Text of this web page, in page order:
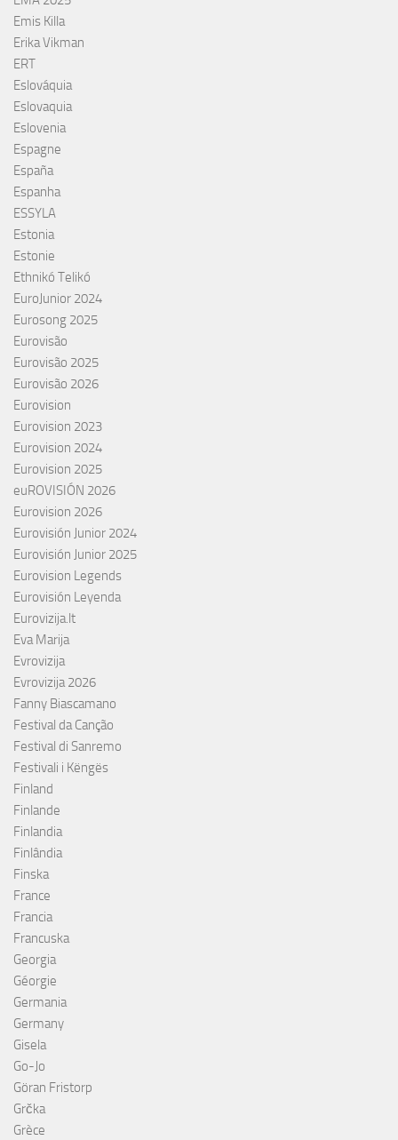
Emis Killa
Erika Vikman
ERT
Eslováquia
Eslovaquia
Eslovenia
Espagne
España
Espanha
ESSYLA
Estonia
Estonie
Ethnikó Telikó
EuroJunior 2024
Eurosong 2025
Eurovisão
Eurovisão 2025
Eurovisão 2026
Eurovision
Eurovision 2023
Eurovision 2024
Eurovision 2025
euROVISIÓN 2026
Eurovision 2026
Eurovisión Junior 2024
Eurovisión Junior 2025
Eurovision Legends
Eurovisión Leyenda
Eurovizija.lt
Eva Marija
Evrovizija
Evrovizija 2026
Fanny Biascamano
Festival da Canção
Festival di Sanremo
Festivali i Këngës
Finland
Finlande
Finlandia
Finlândia
Finska
France
Francia
Francuska
Georgia
Géorgie
Germania
Germany
Gisela
Go-Jo
Göran Fristorp
Grčka
Grèce